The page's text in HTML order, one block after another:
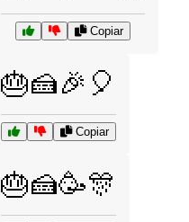
Copiar
🎂🍰🎉🎈
Copiar
🎂🍰🥳🎊